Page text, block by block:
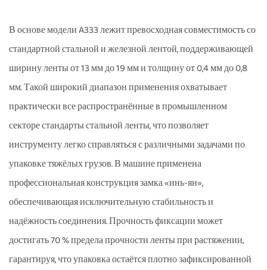
В основе модели A333 лежит превосходная совместимость со
стандартной стальной и железной лентой, поддерживающей
ширину ленты от 13 мм до 19 мм и толщину от 0,4 мм до 0,8
мм. Такой широкий диапазон применения охватывает
практически все распространённые в промышленном
секторе стандарты стальной ленты, что позволяет
инструменту легко справляться с различными задачами по
упаковке тяжёлых грузов. В машине применена
профессиональная конструкция замка «инь-ян»,
обеспечивающая исключительную стабильность и
надёжность соединения. Прочность фиксации может
достигать 70 % предела прочности ленты при растяжении,
гарантируя, что упаковка остаётся плотно зафиксированной